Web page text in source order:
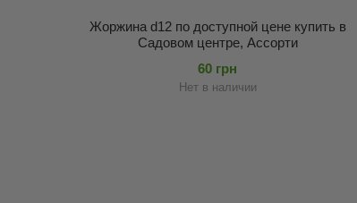
Жоржина d12 по доступной цене купить в
Садовом центре, Ассорти
60 грн
Нет в наличии